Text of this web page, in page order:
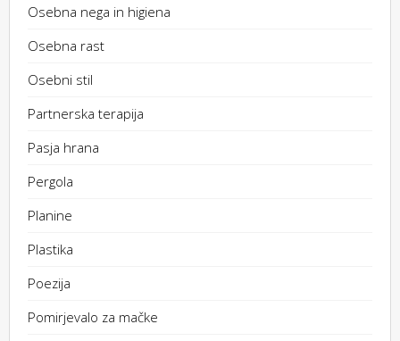
Osebna nega in higiena
Osebna rast
Osebni stil
Partnerska terapija
Pasja hrana
Pergola
Planine
Plastika
Poezija
Pomirjevalo za mačke